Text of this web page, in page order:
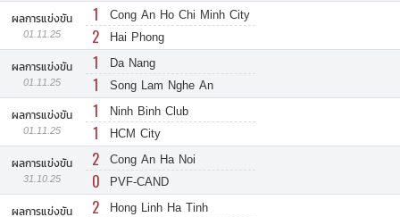
ผลการแข่งขัน
01.11.25
1 Cong An Ho Chi Minh City
2 Hai Phong
ผลการแข่งขัน
01.11.25
1 Da Nang
1 Song Lam Nghe An
ผลการแข่งขัน
01.11.25
1 Ninh Binh Club
1 HCM City
ผลการแข่งขัน
31.10.25
2 Cong An Ha Noi
0 PVF-CAND
ผลการแข่งขัน 2 Hong Linh Ha Tinh